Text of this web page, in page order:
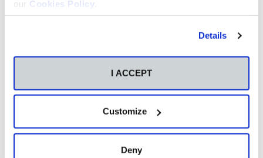
our Cookies Policy
Details
I ACCEPT
Customize
Deny
2021
2021
mayo
2021
febrero